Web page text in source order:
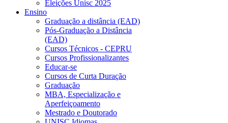
Eleições Unisc 2025
Ensino
Graduação a distância (EAD)
Pós-Graduação a Distância
(EAD)
Cursos Técnicos - CEPRU
Cursos Profissionalizantes
Educar-se
Cursos de Curta Duração
Graduação
MBA, Especialização e
Aperfeiçoamento
Mestrado e Doutorado